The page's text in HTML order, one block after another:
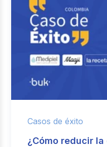
Casos de éxito
¿Cómo reducir